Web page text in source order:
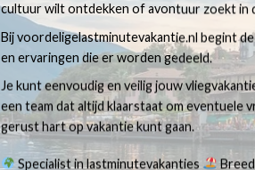
cultuur wilt ontdekken of avontuur zoekt in
Bij voordeligelastminutevakantie.nl begint
en ervaringen die er worden gedeeld.
Je kunt eenvoudig en veilig jouw
een team dat altijd klaarstaat om eventuele
gerust hart op vakantie kunt gaan.
Specialist in lastminutevakanties